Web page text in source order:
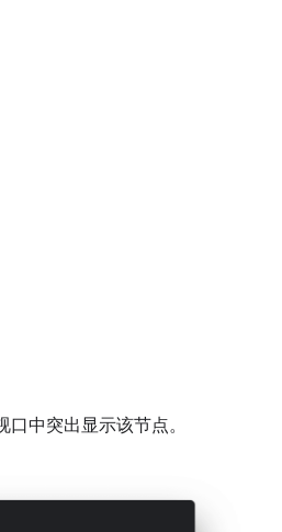
中突出显示该节点。